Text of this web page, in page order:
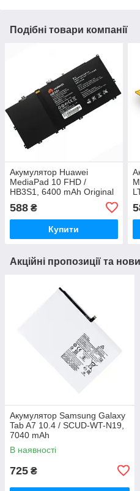
Подібні товари компанії
Акумулятор Huawei
MediaPad 10 FHD /
HB3S1, 6400 mAh Original
588 ₴
Купити
Акційні пропозиції та
Акумулятор Samsung Galaxy
Tab A7 10.4 / SCUD-WT-N19,
7040 mAh
В наявності
725 ₴